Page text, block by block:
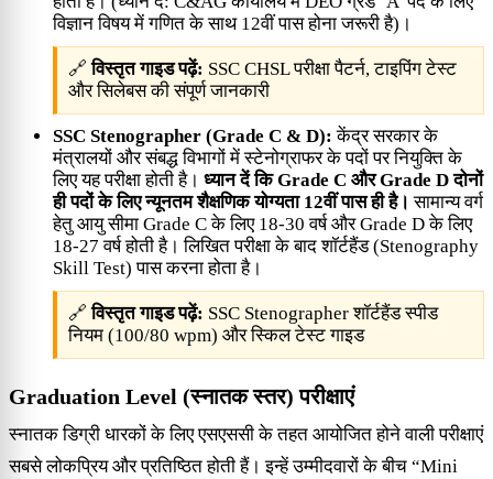
विज्ञान विषय में गणित के साथ 12वीं पास होना जरूरी है)।
🔗विस्तृत गाइड पढ़ें: SSC CHSL परीक्षा पैटर्न, टाइपिंग टेस्ट
और सिलेबस की संपूर्ण जानकारी
SSC Stenographer (Grade C & D): केंद्र सरकार के
मंत्रालयों और संबद्ध विभागों में स्टेनोग्राफर के पदों पर नियुक्ति के
लिए यह परीक्षा होती है। ध्यान दें कि Grade C और Grade D दोनों
ही पदों के लिए न्यूनतम शैक्षणिक योग्यता 12वीं पास ही है। सामान्य वर्ग
हेतु आयु सीमा Grade C के लिए 18-30 वर्ष और Grade D के लिए
18-27 वर्ष होती है। लिखित परीक्षा के बाद शॉर्टहैंड (Stenography
Skill Test) पास करना होता है।
🔗विस्तृत गाइड पढ़ें: SSC Stenographer शॉर्टहैंड स्पीड
नियम (100/80 wpm) और स्किल टेस्ट गाइड
Graduation Level (स्नातक स्तर) परीक्षाएं
स्नातक डिग्री धारकों के लिए एसएससी के तहत आयोजित होने वाली परीक्षाएं
सबसे लोकप्रिय और प्रतिष्ठित होती हैं। इन्हें उम्मीदवारों के बीच “Mini